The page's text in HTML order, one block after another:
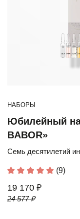
НАБОРЫ
Юбилейный
BABOR»
Семь десятилетий
(9)
19 170 ₽
24 577 ₽